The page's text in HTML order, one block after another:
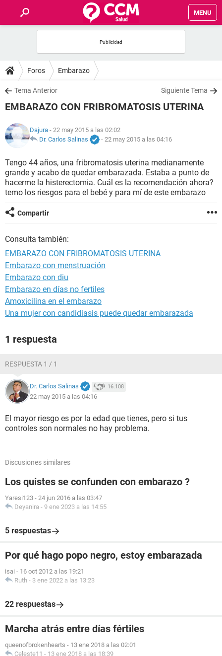
MENU
FOROS
SALUD
NUTRICIÓN
BIENESTAR
SEXUALIDAD
GLOSARIO
Foros Embarazo
Tema Anterior Siguiente Tema
EMBARAZO CON FRIBROMATOSIS UTERINA
Dajura - 22 may 2015 a las 02:02
Dr. Carlos Salinas
- 22 may 2015 a las 04:16
Tengo 44 años, una fribromatosis uterina medianamente
grande y acabo de quedar embarazada. Estaba a punto de
hacerme la histerectomia. Cuál es la recomendación ahora?
temo los riesgos para el bebé y para mí de este embarazo
Compartir
Consulta también:
EMBARAZO CON FRIBROMATOSIS UTERINA
Embarazo con menstruación
Embarazo con diu
Embarazo en días no fertiles
Amoxicilina en el embarazo
Una mujer con candidiasis puede quedar embarazada
1 respuesta
RESPUESTA 1 / 1
Dr. Carlos Salinas 16.108
22 may 2015 a las 04:16
El mayor riesgo es por la edad que tienes, pero si tus
controles son normales no hay problema.
Discusiones similares
Los quistes se confunden con embarazo ?
Yaresi123 - 24 jun 2016 a las 03:47
Deyanira - 9 ene 2023 a las 14:55
5 respuestas
Por qué hago popo negro, estoy embarazada
isai - 16 oct 2012 a las 19:21
Ruth - 3 ene 2022 a las 13:23
22 respuestas
Marcha atrás entre días fértiles
queenofbrokenhearts - 13 ene 2018 a las 02:01
Celeste11 - 13 ene 2018 a las 18:39